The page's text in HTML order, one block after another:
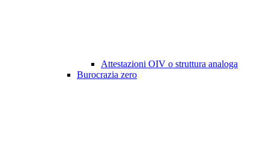
Attestazioni OIV o struttura analoga
Burocrazia zero